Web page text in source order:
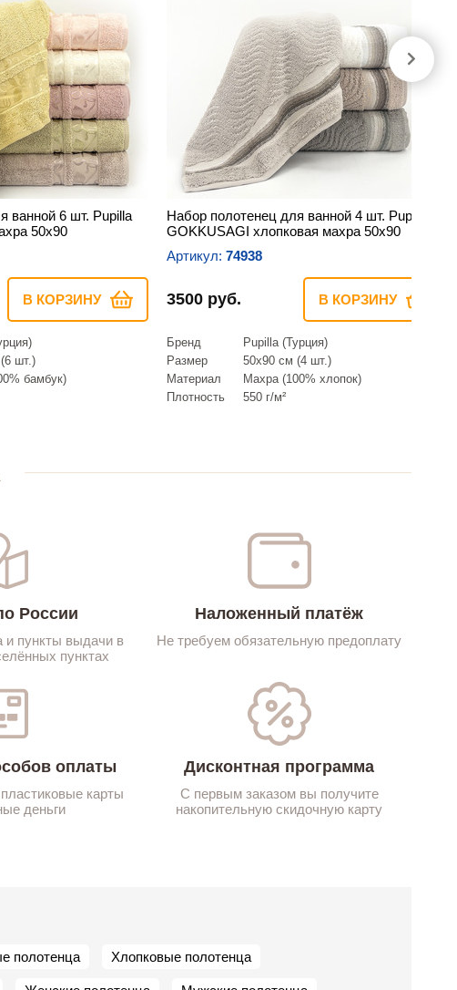
ванной 6 шт. Pupilla
50х90
В КОРЗИНУ
шт.)
бамбук)
Набор полотенец для ванной 4 шт. Pupilla
GOKKUSAGI хлопковая махра 50х90
Артикул: 74938
3500 руб. В КОРЗИНУ
Бренд
Pupilla (Турция)
Размер
50х90 см (4 шт.)
Материал
Махра (100% хлопок)
Плотность
550 г/м²
России
и пункты выдачи в
пунктах
Наложенный платёж
Не требуем обязательную предоплату
оплаты
карты
деньги
Дисконтная программа
С первым заказом вы получите
накопительную скидочную карту
полотенца Хлопковые полотенца